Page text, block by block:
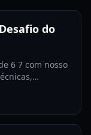
do
6 7 com nosso